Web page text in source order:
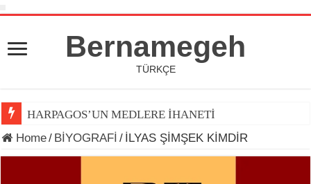
Bernamegeh
TÜRKÇE
HARPAGOS’UN MEDLERE İHANETİ
Home/ BİYOGRAFİ / İLYAS ŞİMŞEK KİMDİR